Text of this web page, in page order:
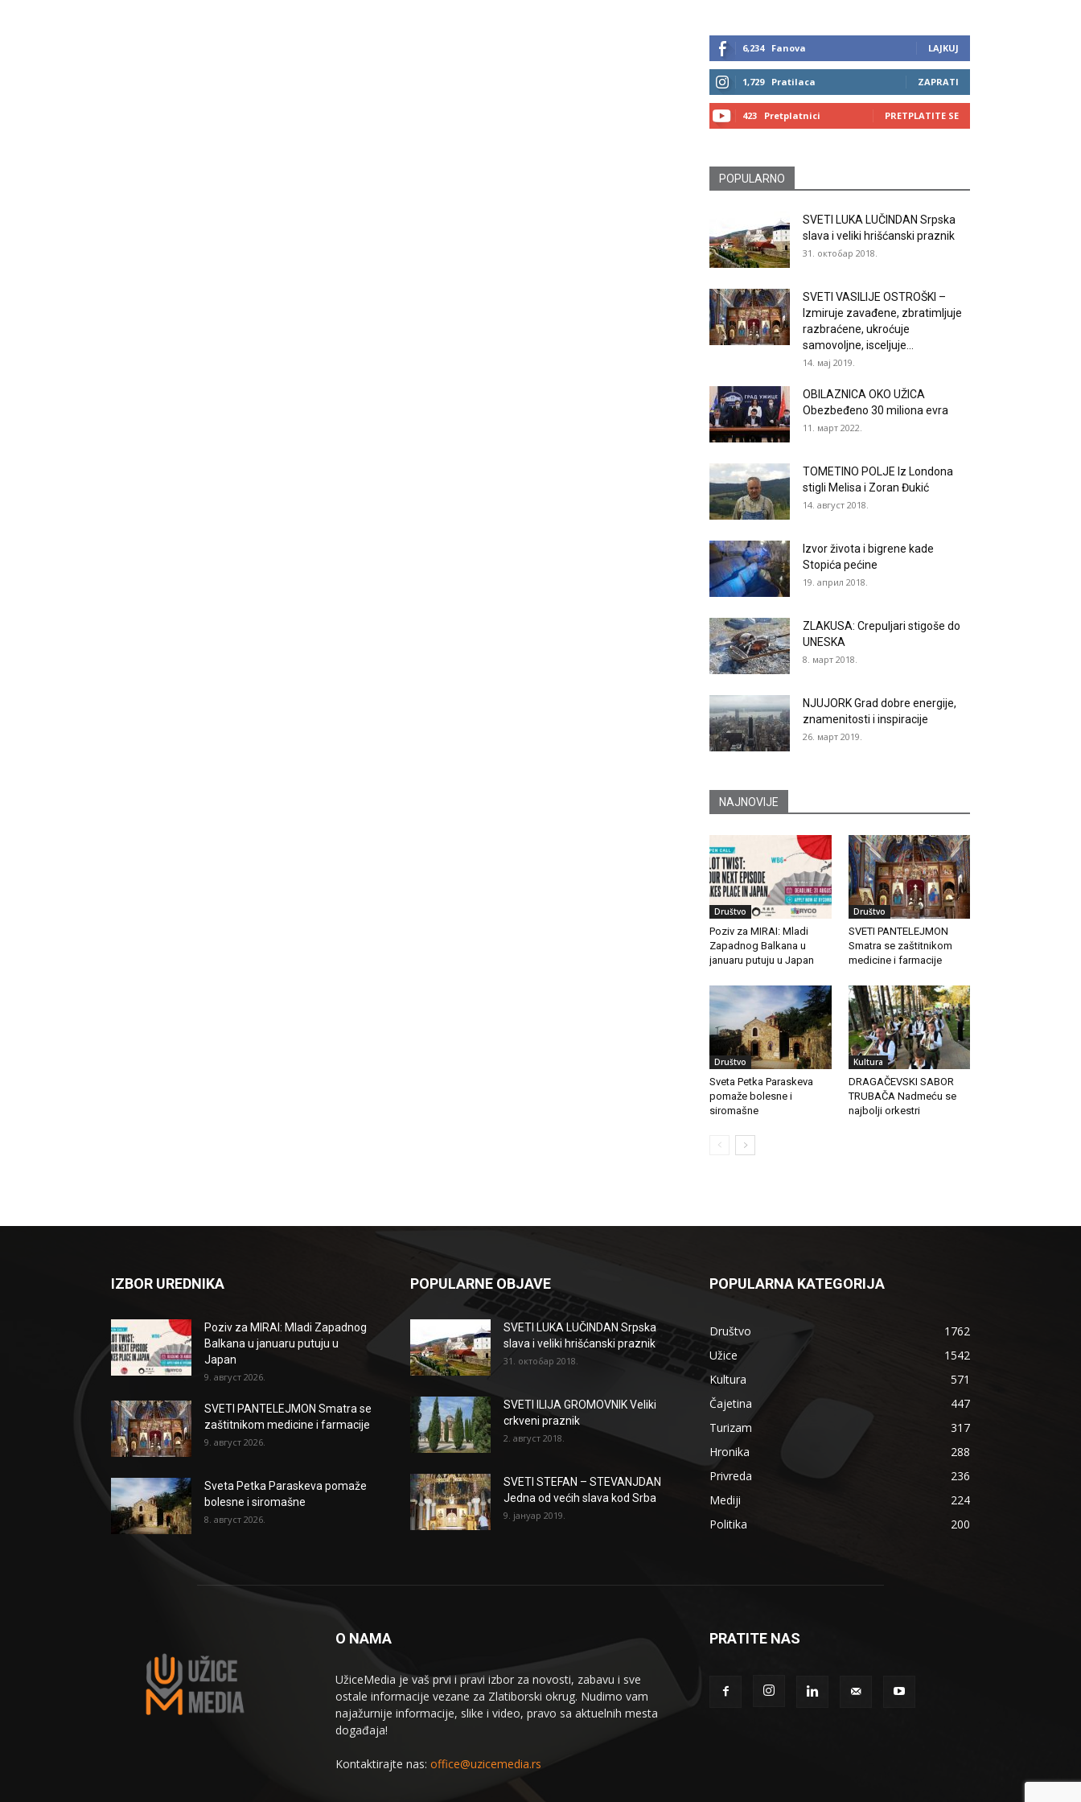
6,234 Fanova LAJKUJ
1,729 Pratilaca ZAPRATI
423 Pretplatnici PRETPLATITE SE
POPULARNO
SVETI LUKA LUČINDAN Srpska
slava i veliki hrišćanski praznik
31. октобар 2018.
SVETI VASILIJE OSTROŠKI –
Izmiruje zavađene, zbratimljuje
razbraćene, ukroćuje
samovoljne, isceljuje...
14. мај 2019.
OBILAZNICA OKO UŽICA
Obezbeđeno 30 miliona evra
11. март 2022.
TOMETINO POLJE Iz Londona
stigli Melisa i Zoran Đukić
14. август 2018.
Izvor života i bigrene kade
Stopića pećine
19. април 2018.
ZLAKUSA: Crepuljari stigoše do
UNESKA
8. март 2018.
NJUJORK Grad dobre energije,
znamenitosti i inspiracije
26. март 2019.
NAJNOVIJE
Društvo
Poziv za MIRAI: Mladi
Zapadnog Balkana u
januaru putuju u Japan
Društvo
SVETI PANTELEJMON
Smatra se zaštitnikom
medicine i farmacije
Društvo
Sveta Petka Paraskeva
pomaže bolesne i
siromašne
Kultura
DRAGAČEVSKI SABOR
TRUBAČA Nadmeću se
najbolji orkestri
IZBOR UREDNIKA
Poziv za MIRAI: Mladi Zapadnog
Balkana u januaru putuju u
Japan
9. август 2026.
SVETI PANTELEJMON Smatra se
zaštitnikom medicine i farmacije
9. август 2026.
Sveta Petka Paraskeva pomaže
bolesne i siromašne
8. август 2026.
POPULARNE OBJAVE
SVETI LUKA LUČINDAN Srpska
slava i veliki hrišćanski praznik
31. октобар 2018.
SVETI ILIJA GROMOVNIK Veliki
crkveni praznik
2. август 2018.
SVETI STEFAN – STEVANJDAN
Jedna od većih slava kod Srba
9. јануар 2019.
POPULARNA KATEGORIJA
Društvo
1762
Užice
1542
Kultura
571
Čajetina
447
Turizam
317
Hronika
288
Privreda
236
Mediji
224
Politika
200
O NAMA
UžiceMedia je vaš prvi i pravi izbor za novosti, zabavu i sve
ostale informacije vezane za Zlatiborski okrug. Nudimo vam
najažurnije informacije, slike i video, pravo sa aktuelnih mesta
događaja!
Kontaktirajte nas: office@uzicemedia.rs
PRATITE NAS